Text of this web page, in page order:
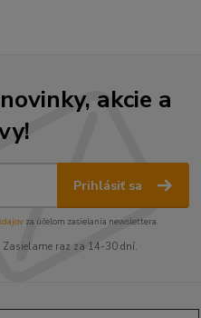
akcie a
Prihlásiť sa
za účelom zasielania newslettera.
Zasielame raz za 14-30 dní.